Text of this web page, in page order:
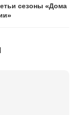
сезоны «Дома